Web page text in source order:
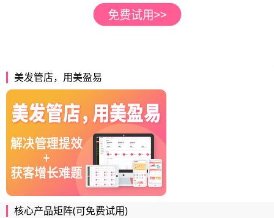
美发管店，用美盈易
核心产品矩阵(可免费试用)